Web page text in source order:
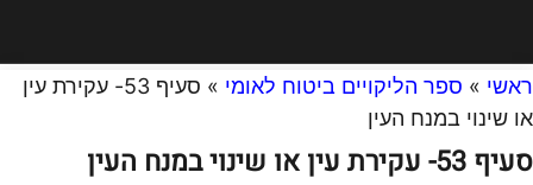
ראשי » ספר הליקויים ביטוח לאומי »
סעיף 53- עקירת עין
או שינוי במנח העין
סעיף 53- עקירת עין או שינוי במנח העין